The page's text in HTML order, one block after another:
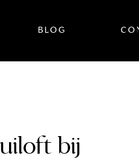
BLOG
bij